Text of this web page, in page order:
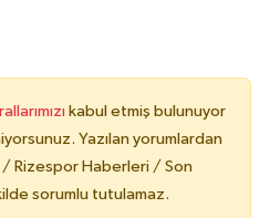
kabul etmiş bulunuyor
Yazılan yorumlardan
Rizespor Haberleri / Son
sorumlu tutulamaz.